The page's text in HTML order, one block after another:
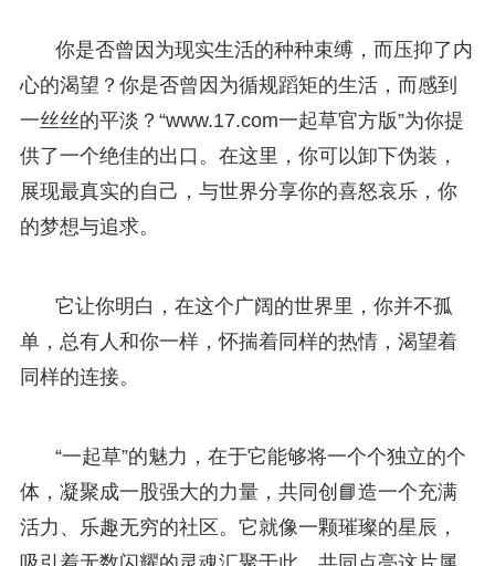
你是否曾因为现实生活的种种束缚，而压抑了内
心的渴望？你是否曾因为循规蹈矩的生活，而感到
一丝丝的平淡？“www.17.com一起草官方版”为你提
供了一个绝佳的出口。在这里，你可以卸下伪装，
展现最真实的自己，与世界分享你的喜怒哀乐，你
的梦想与追求。
它让你明白，在这个广阔的世界里，你并不孤
单，总有人和你一样，怀揣着同样的热情，渴望着
同样的连接。
“一起草”的魅力，在于它能够将一个个独立的个
体，凝聚成一股强大的力量，共同创📘造一个充满
活力、乐趣无穷的社区。它就像一颗璀璨的星辰，